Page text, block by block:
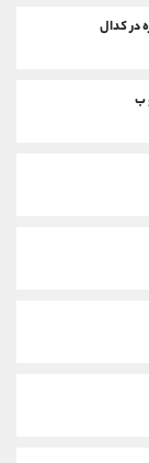
در کدال
ب